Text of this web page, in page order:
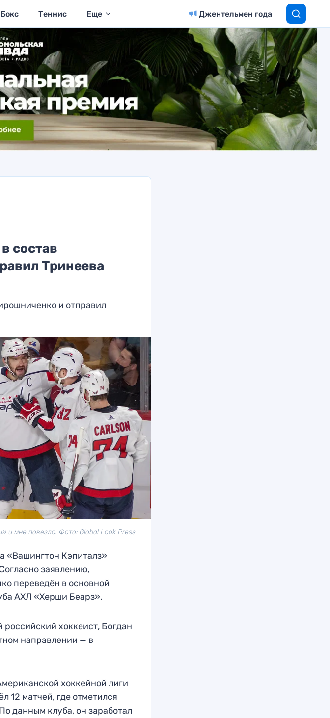
Бокс Теннис Еще Джентельмен года
состав
Тринеева
и отправил
и мне повезло. Фото: Global Look Press
«Вашингтон Кэпиталз»
заявлению,
переведён в основной
АХЛ «Херши Беарз».
хоккеист, Богдан
направлении — в
хоккейной лиги
12 матчей, где отметился
данным клуба, он заработал